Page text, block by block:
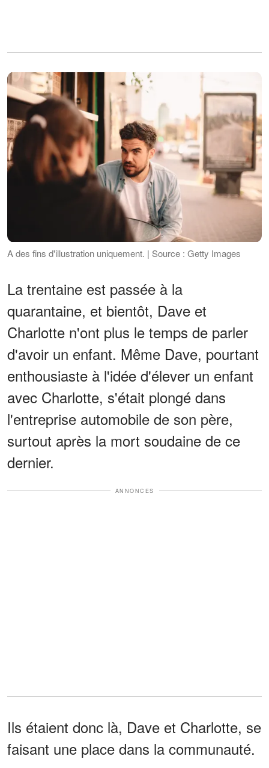
A des fins d'illustration uniquement. | Source : Getty Images
La trentaine est passée à la
quarantaine, et bientôt, Dave et
Charlotte n'ont plus le temps de parler
d'avoir un enfant. Même Dave, pourtant
enthousiaste à l'idée d'élever un enfant
avec Charlotte, s'était plongé dans
l'entreprise automobile de son père,
surtout après la mort soudaine de ce
dernier.
ANNONCES
Ils étaient donc là, Dave et Charlotte, se
faisant une place dans la communauté.